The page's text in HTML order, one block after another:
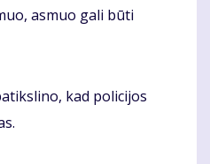
asmuo gali būti
kad policijos